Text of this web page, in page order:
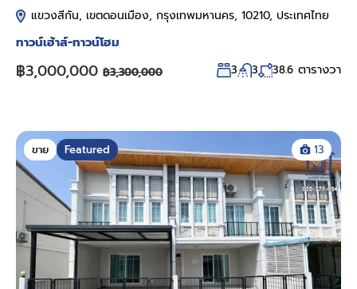
แขวงสีกัน, เขตดอนเมือง, กรุงเทพมหานคร, 10210, ประเทศไทย
ทาวน์เฮ้าส์-ทาวน์โฮม
฿3,000,000 ฿3,300,000 3 3 38.6 ตารางวา
ขาย Featured 13